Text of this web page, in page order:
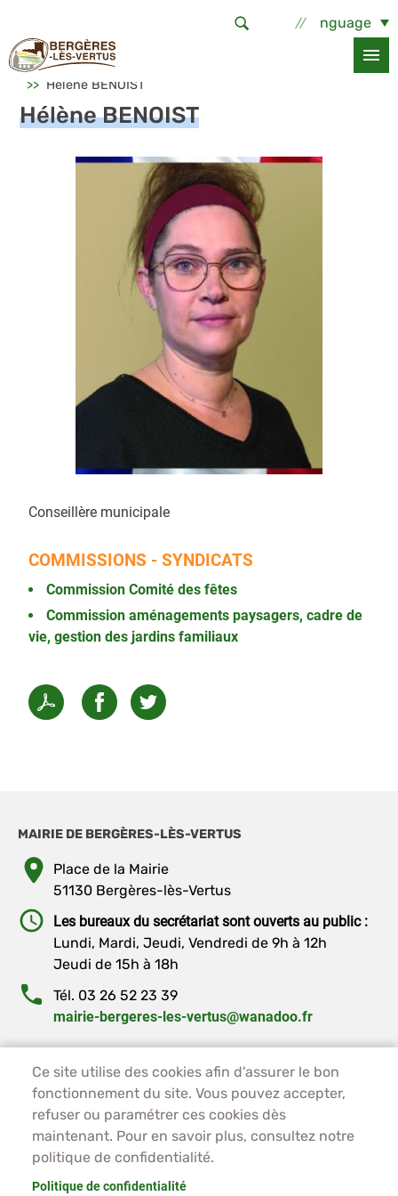
Select Language
Accueil La commune
Les élus
Hélène BENOIST
Hélène BENOIST
Conseillère municipale
COMMISSIONS - SYNDICATS
Commission Comité des fêtes
Commission aménagements paysagers, cadre de
vie, gestion des jardins familiaux
MAIRIE DE BERGÈRES-LÈS-VERTUS
Place de la Mairie
51130 Bergères-lès-Vertus
Les bureaux du secrétariat sont ouverts au public :
Lundi, Mardi, Jeudi, Vendredi de 9h à 12h
Jeudi de 15h à 18h
Tél. 03 26 52 23 39
mairie-bergeres-les-vertus@wanadoo.fr
Ce site utilise des cookies afin d'assurer le bon
fonctionnement du site. Vous pouvez accepter,
refuser ou paramétrer ces cookies dès
maintenant. Pour en savoir plus, consultez notre
politique de confidentialité.
Politique de confidentialité
PIED DE PAGE - BERGÈRES-LES-VERTUS
ACCUEIL
PLAN DU SITE
CONTACT
MENTIONS LÉGALES
DONNÉES PERSONNELLES
ACCESSIBILITÉ